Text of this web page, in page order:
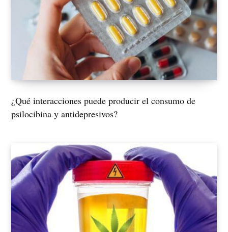
¿Qué interacciones puede producir el consumo de
psilocibina y antidepresivos?